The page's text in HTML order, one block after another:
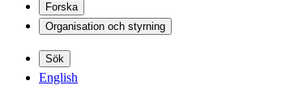
Forska
Organisation och styrning
Sök
English